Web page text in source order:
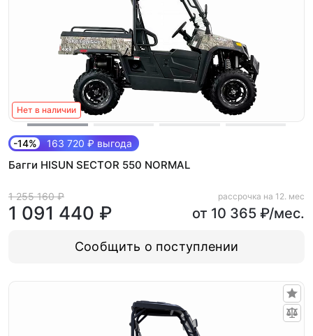
Нет в наличии
-14% 163 720 ₽ выгода
Багги HISUN SECTOR 550 NORMAL
1 255 160 ₽
1 091 440 ₽
рассрочка на 12. мес
от 10 365 ₽/мес.
Сообщить о поступлении